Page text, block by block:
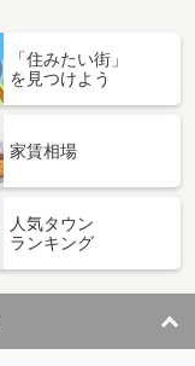
「住みたい街」
を見つけよう
家賃相場
人気タウン
ランキング